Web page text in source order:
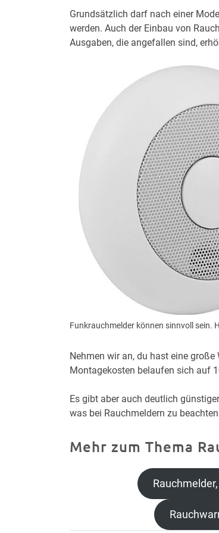
Grundsätzlich darf nach einer
werden. Auch der Einbau von
Ausgaben, die angefallen sind,
Funkrauchmelder können sinnvoll sein.
Nehmen wir an, du hast eine
Montagekosten belaufen sich auf
Es gibt aber auch deutlich
was bei Rauchmeldern zu
Mehr zum Thema